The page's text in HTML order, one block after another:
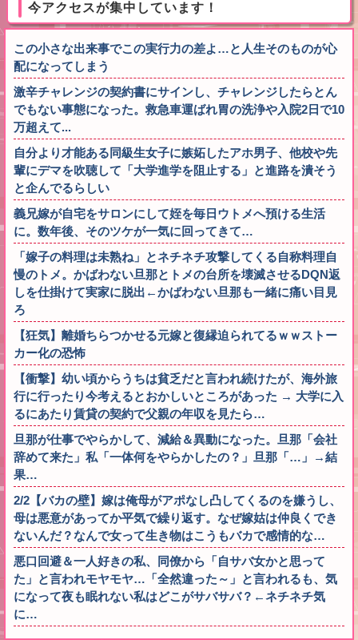
今アクセスが集中しています！
この小さな出来事でこの実行力の差よ…と人生そのものが心
配になってしまう
激辛チャレンジの契約書にサインし、チャレンジしたらとん
でもない事態になった。救急車運ばれ胃の洗浄や入院2日で10
万超えて...
自分より才能ある同級生女子に嫉妬したアホ男子、他校や先
輩にデマを吹聴して「大学進学を阻止する」と進路を潰そう
と企んでるらしい
義兄嫁が自宅をサロンにして姪を毎日ウトメへ預ける生活
に。数年後、そのツケが一気に回ってきて…
「嫁子の料理は未熟ね」とネチネチ攻撃してくる自称料理自
慢のトメ。かばわない旦那とトメの台所を壊滅させるDQN返
しを仕掛けて実家に脱出←かばわない旦那も一緒に痛い目見
ろ
【狂気】離婚ちらつかせる元嫁と復縁迫られてるｗｗストー
カー化の恐怖
【衝撃】幼い頃からうちは貧乏だと言われ続けたが、海外旅
行に行ったり今考えるとおかしいところがあった → 大学に入
るにあたり賃貸の契約で父親の年収を見たら…
旦那が仕事でやらかして、減給＆異動になった。旦那「会社
辞めて来た」私「一体何をやらかしたの？」旦那「…」→結
果…
2/2【バカの壁】嫁は俺母がアポなし凸してくるのを嫌うし、
母は悪意があってか平気で繰り返す。なぜ嫁姑は仲良くでき
ないんだ？なんで女って生き物はこうもバカで感情的な…
悪口回避＆一人好きの私、同僚から「自サバ女かと思って
た」と言われモヤモヤ…「全然違った～」と言われるも、気
になって夜も眠れない私はどこがサバサバ？←ネチネチ気
に…